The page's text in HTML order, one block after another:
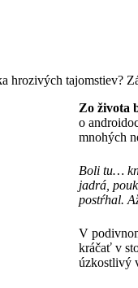
Zo života
o
mnohých
Boli tu…
jadrá,
postŕhal.
V
kráčať v
úzkostlivý